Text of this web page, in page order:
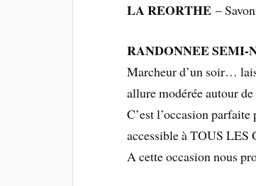
LA REORTHE–
RANDONNEE SEMI-
Marcheur d’un soir…
allure modérée autour
C’est l’occasion
accessible à TOUS
A cette occasion nous